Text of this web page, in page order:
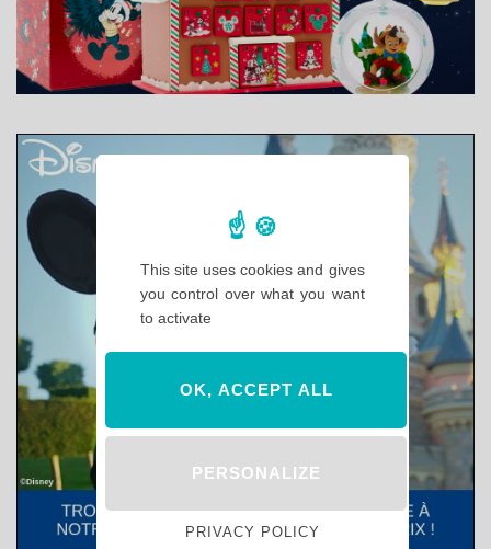
This site uses cookies and gives
you control over what you want
to activate
OK, ACCEPT ALL
PERSONALIZE
PRIVACY POLICY